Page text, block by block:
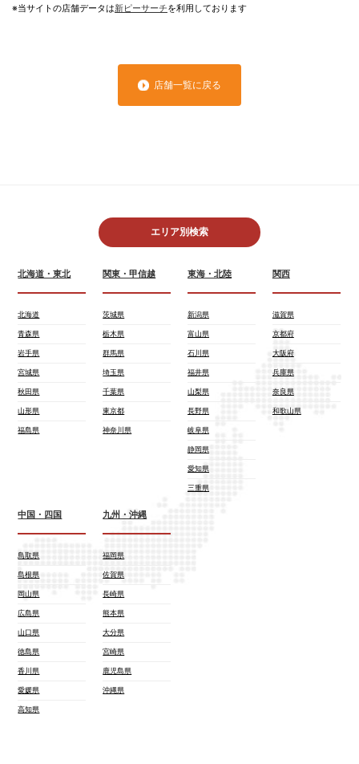
※当サイトの店舗データは新ピーサーチを利用しております
店舗一覧に戻る
エリア別検索
北海道・東北
北海道
青森県
岩手県
宮城県
秋田県
山形県
福島県
関東・甲信越
茨城県
栃木県
群馬県
埼玉県
千葉県
東京都
神奈川県
東海・北陸
新潟県
富山県
石川県
福井県
山梨県
長野県
岐阜県
静岡県
愛知県
三重県
関西
滋賀県
京都府
大阪府
兵庫県
奈良県
和歌山県
中国・四国
鳥取県
島根県
岡山県
広島県
山口県
徳島県
香川県
愛媛県
高知県
九州・沖縄
福岡県
佐賀県
長崎県
熊本県
大分県
宮崎県
鹿児島県
沖縄県